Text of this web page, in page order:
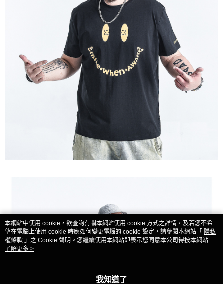
本網站中使用 cookie，欲查詢有關本網站使用 cookie 方式之詳情，及若您不希
望在電腦上使用 cookie 時應如何變更電腦的 cookie 設定，請參閱本網站「 隱私
權條款 」之 Cookie 聲明。您繼續使用本網站即表示您同意本公司得按本網站使
用條款之 Cookie 聲明使用 cookie。
了解更多 >
我知道了